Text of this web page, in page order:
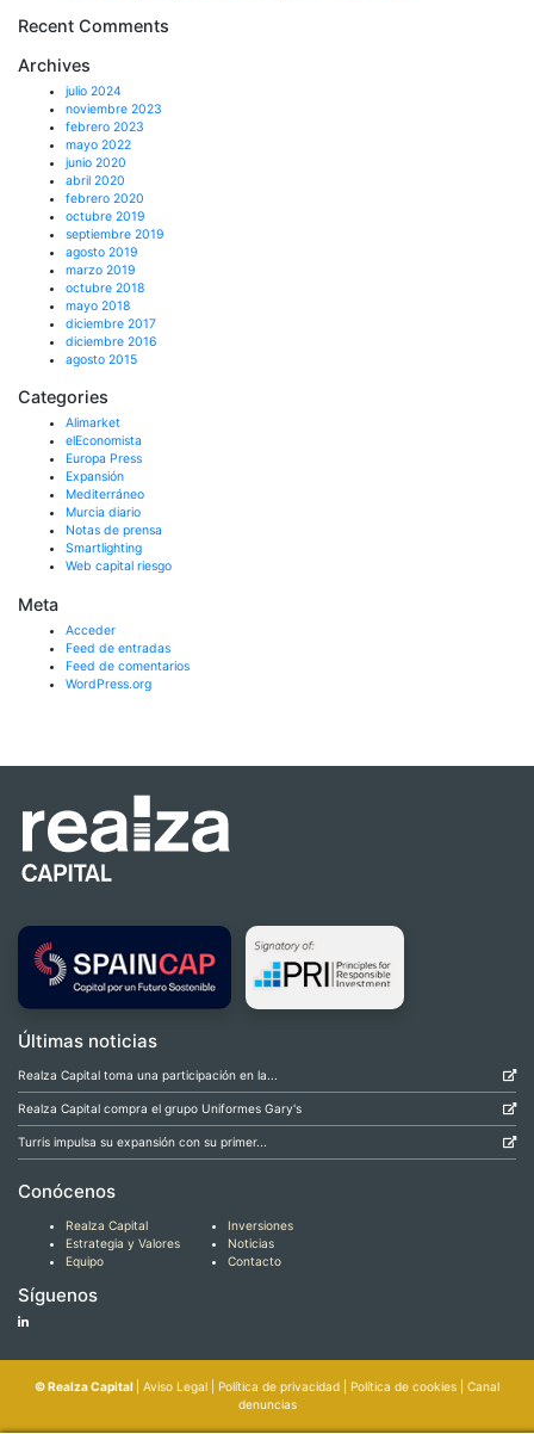
Recent Comments
Archives
julio 2024
noviembre 2023
febrero 2023
mayo 2022
junio 2020
abril 2020
febrero 2020
octubre 2019
septiembre 2019
agosto 2019
marzo 2019
octubre 2018
mayo 2018
diciembre 2017
diciembre 2016
agosto 2015
Categories
Alimarket
elEconomista
Europa Press
Expansión
Mediterráneo
Murcia diario
Notas de prensa
Smartlighting
Web capital riesgo
Meta
Acceder
Feed de entradas
Feed de comentarios
WordPress.org
Últimas noticias
Realza Capital toma una participación en la...
Realza Capital compra el grupo Uniformes Gary's
Turris impulsa su expansión con su primer...
Conócenos
Realza Capital
Estrategia y Valores
Equipo
Inversiones
Noticias
Contacto
Síguenos
© Realza Capital Aviso Legal Política de privacidad Política de cookies
Canal
denuncias